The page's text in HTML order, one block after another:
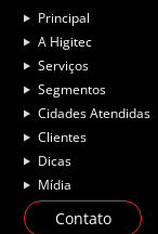
Principal
A Higitec
Serviços
Segmentos
Cidades Atendidas
Clientes
Dicas
Mídia
Contato